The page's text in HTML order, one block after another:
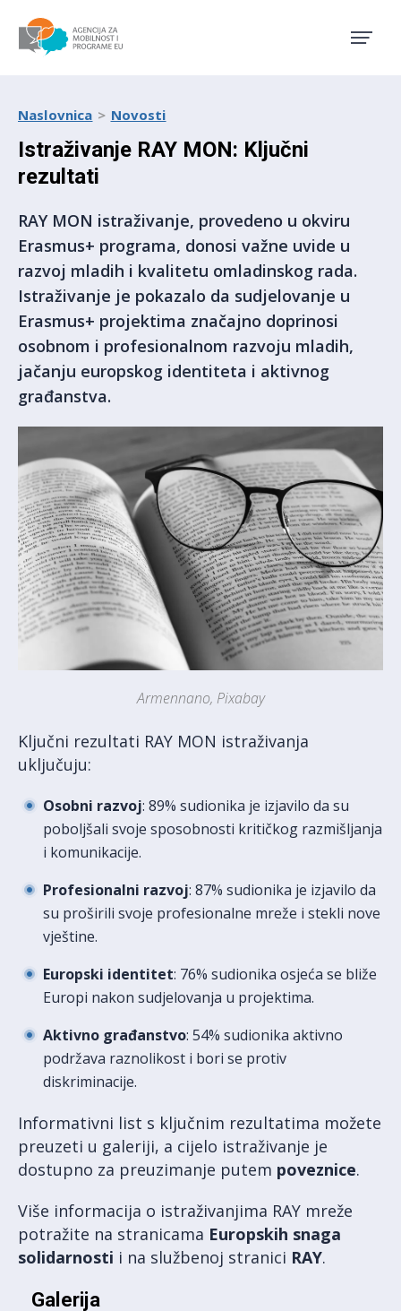
Naslovnica Novosti
Istraživanje RAY MON: Ključni
rezultati
RAY MON istraživanje, provedeno u okviru
Erasmus+ programa, donosi važne uvide u
razvoj mladih i kvalitetu omladinskog rada.
Istraživanje je pokazalo da sudjelovanje u
Erasmus+ projektima značajno doprinosi
osobnom i profesionalnom razvoju mladih,
jačanju europskog identiteta i aktivnog
građanstva.
Armennano, Pixabay
Ključni rezultati RAY MON istraživanja
uključuju:
Osobni razvoj: 89% sudionika je izjavilo da su
poboljšali svoje sposobnosti kritičkog razmišljanja
i komunikacije.
Profesionalni razvoj: 87% sudionika je izjavilo da
su proširili svoje profesionalne mreže i stekli nove
vještine.
Europski identitet: 76% sudionika osjeća se bliže
Europi nakon sudjelovanja u projektima.
Aktivno građanstvo: 54% sudionika aktivno
podržava raznolikost i bori se protiv
diskriminacije.
Informativni list s ključnim rezultatima možete
preuzeti u galeriji, a cijelo istraživanje je
dostupno za preuzimanje putem poveznice.
Više informacija o istraživanjima RAY mreže
potražite na stranicama Europskih snaga
solidarnosti i na službenoj stranici RAY.
Galerija